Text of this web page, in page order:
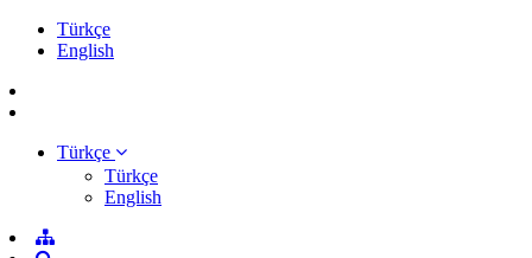
Türkçe
English
Türkçe
Türkçe
English